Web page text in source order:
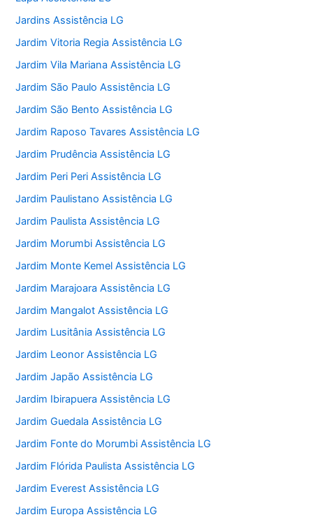
Jardins Assistência LG
Jardim Vitoria Regia Assistência LG
Jardim Vila Mariana Assistência LG
Jardim São Paulo Assistência LG
Jardim São Bento Assistência LG
Jardim Raposo Tavares Assistência LG
Jardim Prudência Assistência LG
Jardim Peri Peri Assistência LG
Jardim Paulistano Assistência LG
Jardim Paulista Assistência LG
Jardim Morumbi Assistência LG
Jardim Monte Kemel Assistência LG
Jardim Marajoara Assistência LG
Jardim Mangalot Assistência LG
Jardim Lusitânia Assistência LG
Jardim Leonor Assistência LG
Jardim Japão Assistência LG
Jardim Ibirapuera Assistência LG
Jardim Guedala Assistência LG
Jardim Fonte do Morumbi Assistência LG
Jardim Flórida Paulista Assistência LG
Jardim Everest Assistência LG
Jardim Europa Assistência LG